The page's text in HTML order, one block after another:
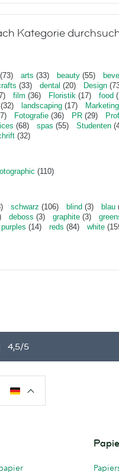
Kategorie
arts (33) beauty (55)
(33) dental (20) Design
film (36) Floristik (17) food
(32) landscaping (17)
Marketing
Fotografie (36) PR (29)
(68) spas (55) Studenten
(32)
(110)
schwarz (106) blind (3) blau
deboss (3) graphite (3)
purples (14) reds (84) white
4,5/5